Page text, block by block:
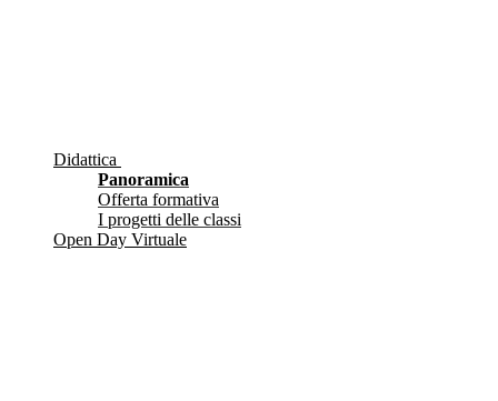
Didattica
Panoramica
Offerta formativa
I progetti delle classi
Open Day Virtuale